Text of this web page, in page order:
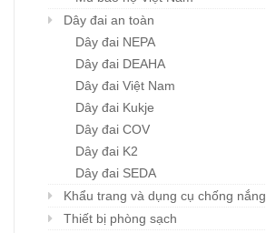
Dây đai an toàn
Dây đai NEPA
Dây đai DEAHA
Dây đai Việt Nam
Dây đai Kukje
Dây đai COV
Dây đai K2
Dây đai SEDA
Khẩu trang và dụng cụ chống nắng
Thiết bị phòng sạch